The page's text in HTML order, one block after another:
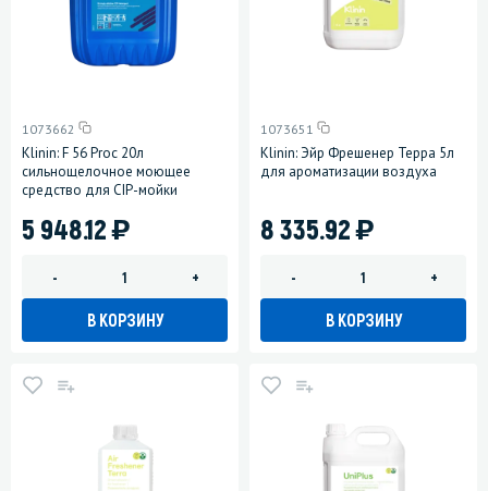
1073662
Klinin: F 56 Proc 20л
сильнощелочное моющее
средство для CIP-мойки
5 948.12)
- +
В КОРЗИНУ
1073651
Klinin: Эйр Фрешенер Терра 5л
для ароматизации воздуха
8 335.92)
- +
В КОРЗИНУ